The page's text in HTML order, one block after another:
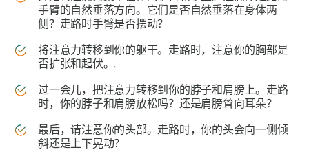
手臂的自然垂落方向。它们是否自然垂落在身体两
侧？走路时手臂是否摆动？
将注意力转移到你的躯干。走路时，注意你的胸部是
否扩张和起伏。.
过一会儿，把注意力转移到你的脖子和肩膀上。走路
时，你的脖子和肩膀放松吗？还是肩膀耸向耳朵？
最后，请注意你的头部。走路时，你的头会向一侧倾
斜还是上下晃动？